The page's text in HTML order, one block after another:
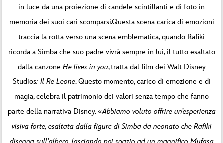
in luce da una proiezione di candele scintillanti e di foto in
memoria dei suoi cari scomparsi.Questa scena carica di emozioni
traccia la rotta verso una scena emblematica, quando Rafiki
ricorda a Simba che suo padre vivrà sempre in lui, il tutto esaltato
dalla canzone He lives in you, tratta dal film dei Walt Disney
Studios: Il Re Leone. Questo momento, carico di emozione e di
magia, celebra il patrimonio dei valori senza tempo che fanno
parte della narrativa Disney. «Abbiamo voluto offrire un’esperienza
visiva forte, esaltata dalla figura di Simba da neonato che Rafiki